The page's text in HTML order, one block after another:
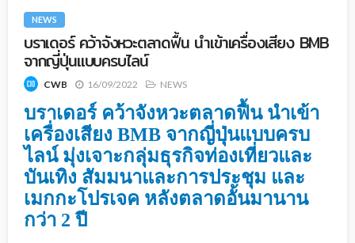
NEWS
บราเดอร์ คว้าจังหวะตลาดฟื้น นำเข้าเครื่องเสียง BMB
จากญี่ปุ่นแบบครบไลน์
CWB 16/09/2022 NEWS
บราเดอร์ คว้าจังหวะตลาดฟื้น นำเข้า
เครื่องเสียง BMB จากญี่ปุ่นแบบครบ
ไลน์ มุ่งเจาะกลุ่มธุรกิจท่องเที่ยวและ
บันเทิง สัมมนาและการประชุม และ
เมกกะโปรเจค หลังตลาดอั้นมานาน
กว่า 2 ปี